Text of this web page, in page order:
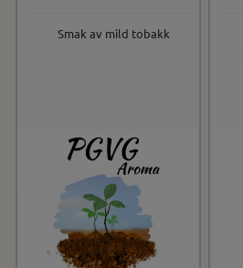
Smak av mild tobakk